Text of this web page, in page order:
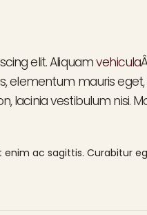
elit. Aliquamvehicula
elementum mauris
lacinia vestibulum nisi.
ac sagittis. Curabitur